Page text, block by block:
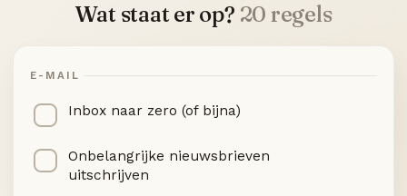
Wat staat er op? 20 regels
E-MAIL
Inbox naar zero (of bijna)
Onbelangrijke nieuwsbrieven
uitschrijven